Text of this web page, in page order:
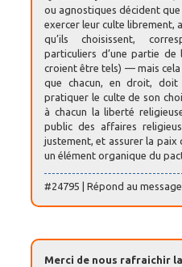
ou agnostiques décident que
exercer leur culte librement,
qu’ils choisissent,
particuliers d’une partie de
croient être tels) — mais
que chacun, en droit,
pratiquer le culte de son
à chacun la liberté
public des affaires
justement, et assurer la paix
un élément organique du
#24795 | Répond au message
Merci de nous rafraichir